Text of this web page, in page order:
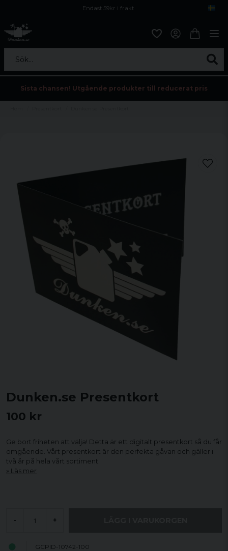
Endast 59kr i frakt
Sök...
Sista chansen! Utgående produkter till reducerat pris
Dunken.se Presentkort
100 kr
Ge bort friheten att välja! Detta är ett digitalt presentkort så du får
omgående. Vårt presentkort är den perfekta gåvan och gäller i
två år på hela vårt sortiment.
Läs mer
- +
GCPID-10742-100